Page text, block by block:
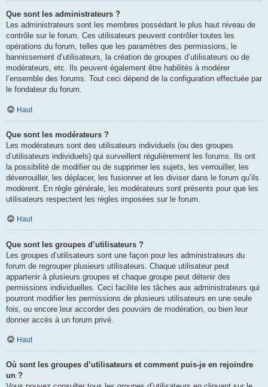
Que sont les administrateurs ?
Les administrateurs sont les membres possédant le plus haut niveau de
contrôle sur le forum. Ces utilisateurs peuvent contrôler toutes les
opérations du forum, telles que les paramètres des permissions, le
bannissement d’utilisateurs, la création de groupes d’utilisateurs ou de
modérateurs, etc. Ils peuvent également être habilités à modérer
l’ensemble des forums. Tout ceci dépend de la configuration effectuée par
le fondateur du forum.
Haut
Que sont les modérateurs ?
Les modérateurs sont des utilisateurs individuels (ou des groupes
d’utilisateurs individuels) qui surveillent régulièrement les forums. Ils ont
la possibilité de modifier ou de supprimer les sujets, les verrouiller, les
déverrouiller, les déplacer, les fusionner et les diviser dans le forum qu’ils
modèrent. En règle générale, les modérateurs sont présents pour que les
utilisateurs respectent les règles imposées sur le forum.
Haut
Que sont les groupes d’utilisateurs ?
Les groupes d’utilisateurs sont une façon pour les administrateurs du
forum de regrouper plusieurs utilisateurs. Chaque utilisateur peut
appartenir à plusieurs groupes et chaque groupe peut détenir des
permissions individuelles. Ceci facilite les tâches aux administrateurs qui
pourront modifier les permissions de plusieurs utilisateurs en une seule
fois, ou encore leur accorder des pouvoirs de modération, ou bien leur
donner accès à un forum privé.
Haut
Où sont les groupes d’utilisateurs et comment puis-je en rejoindre
un ?